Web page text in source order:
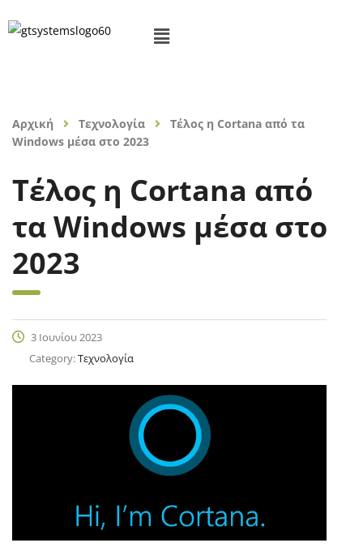
Αρχική Τεχνολογία
Τέλος η Cortana από τα
Windows μέσα στο 2023
Τέλος η Cortana από
τα Windows μέσα στο
2023
3 Ιουνίου 2023
Category:Τεχνολογία